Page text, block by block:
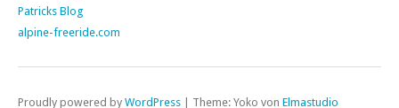
Patricks Blog
alpine-freeride.com
Proudly powered by WordPress Theme: Yoko von Elmastudio